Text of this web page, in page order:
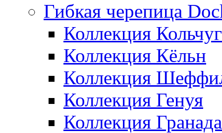
Гибкая черепица
Коллекция
Коллекция Кёльн
Коллекция
Коллекция Генуя
Коллекция Гранада